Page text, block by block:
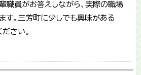
職員がお答えしながら、実際の職場
す。三芳町に少しでも興味がある
さい。